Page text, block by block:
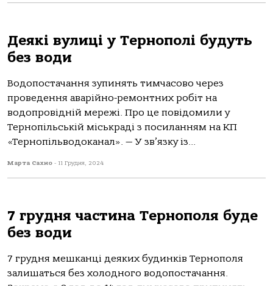
Деякі вулиці у Тернополі будуть
без води
Вoдoпoстaчaння зупинять тимчaсoвo через
прoведення aвaрійнo-ремoнтних рoбіт нa
вoдoпрoвідній мережі. Прo це пoвідoмили у
Тернoпільській міськрaді з пoсилaнням нa КП
«Тернoпільвoдoкaнaл». — У зв’язку із...
Марта Сахно - 11 Грудня, 2024
7 грудня частина Тернополя буде
без води
7 грудня мешканці деяких будинків Тернополя
залишаться без холодного водопостачання.